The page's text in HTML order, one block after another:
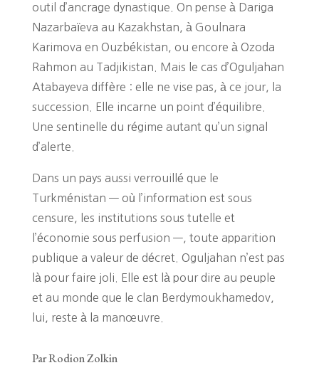
outil d’ancrage dynastique. On pense à Dariga
Nazarbaïeva au Kazakhstan, à Goulnara
Karimova en Ouzbékistan, ou encore à Ozoda
Rahmon au Tadjikistan. Mais le cas d’Oguljahan
Atabayeva diffère : elle ne vise pas, à ce jour, la
succession. Elle incarne un point d’équilibre.
Une sentinelle du régime autant qu’un signal
d’alerte.
Dans un pays aussi verrouillé que le
Turkménistan — où l’information est sous
censure, les institutions sous tutelle et
l’économie sous perfusion —, toute apparition
publique a valeur de décret. Oguljahan n’est pas
là pour faire joli. Elle est là pour dire au peuple
et au monde que le clan Berdymoukhamedov,
lui, reste à la manœuvre.
Par Rodion Zolkin